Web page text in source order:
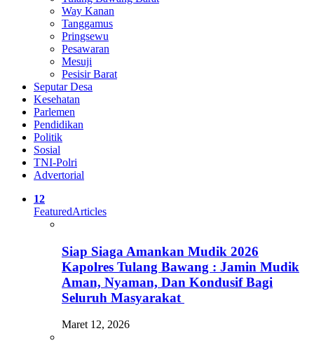
Way Kanan
Tanggamus
Pringsewu
Pesawaran
Mesuji
Pesisir Barat
Seputar Desa
Kesehatan
Parlemen
Pendidikan
Politik
Sosial
TNI-Polri
Advertorial
12
FeaturedArticles
Siap Siaga Amankan Mudik 2026
Kapolres Tulang Bawang : Jamin Mudik
Aman, Nyaman, Dan Kondusif Bagi
Seluruh Masyarakat
Maret 12, 2026